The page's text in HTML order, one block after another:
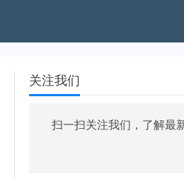
关注我们
扫一扫关注我们，了解最